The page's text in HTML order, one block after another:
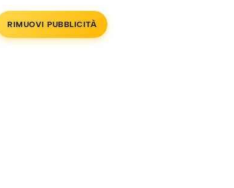
RIMUOVI PUBBLICITÀ